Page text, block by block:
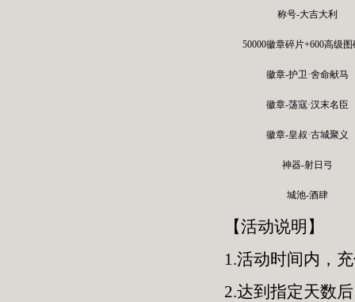
称号-大吉大利
50000徽章碎片+600高级
徽章-护卫·舍命献马
徽章-荡寇·汉末名臣
徽章-皇叔·古城聚义
神器-射日弓
城池-酒肆
【活动说明】
1.活动时间内，
2.达到指定天数